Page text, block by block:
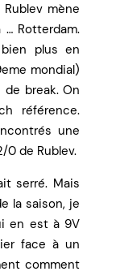
mène
Rotterdam.
plus en
mondial)
break. On
référence.
une
0 de Rublev.
serré. Mais
la saison, je
en est à 9V
face à un
comment